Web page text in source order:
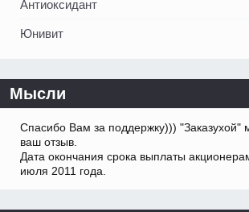
Антиоксидант
Юнивит
Мысли
Спасибо Вам за поддержку))) "Заказухой"
ваш отзыв.
Дата окончания срока выплаты
июля 2011 года.